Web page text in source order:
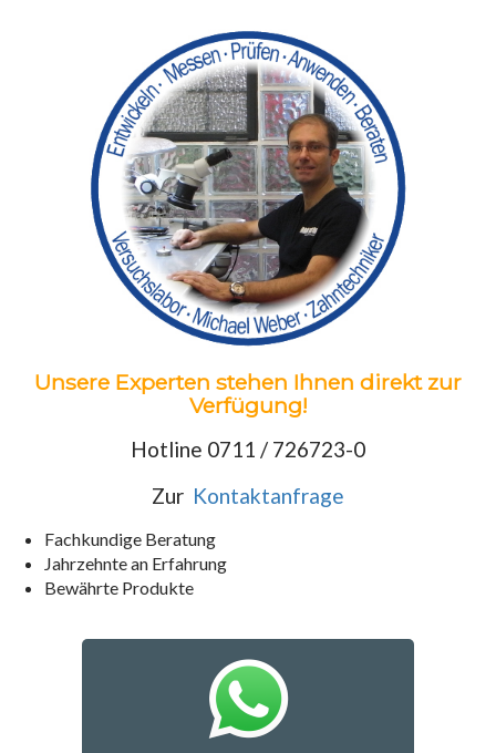
Unsere Experten stehen Ihnen direkt zur
Verfügung!
Hotline 0711 / 726723-0
Zur Kontaktanfrage
Fachkundige Beratung
Jahrzehnte an Erfahrung
Bewährte Produkte